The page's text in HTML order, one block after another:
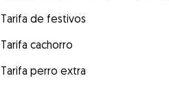
Tarifa de festivos
Tarifa cachorro
Tarifa perro extra